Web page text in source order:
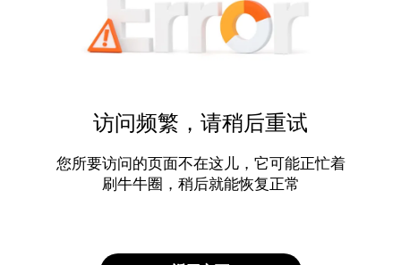
访问频繁，请稍后重试
您所要访问的页面不在这儿，它可能正忙着
刷牛牛圈，稍后就能恢复正常